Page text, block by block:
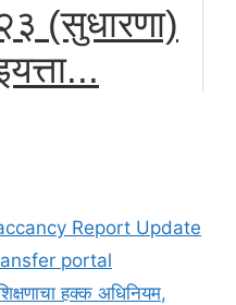
(सुधारणा)
Vaccancy Report Update
portal
हक्क अधिनियम,